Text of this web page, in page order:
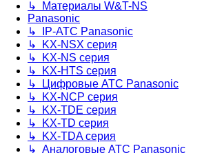
↳ Материалы W&T-NS
Panasonic
↳ IP-АТС Panasonic
↳ KX-NSX серия
↳ KX-NS серия
↳ KX-HTS серия
↳ Цифровые АТС Panasonic
↳ KX-NCP серия
↳ KX-TDE серия
↳ KX-TD серия
↳ KX-TDA серия
↳ Аналоговые АТС Panasonic